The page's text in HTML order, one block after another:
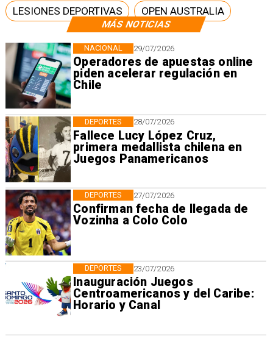
MÁS NOTICIAS
29/07/2026
Operadores de apuestas online
piden acelerar regulación en
Chile
NACIONAL
28/07/2026
Fallece Lucy López Cruz,
primera medallista chilena en
Juegos Panamericanos
DEPORTES
27/07/2026
Confirman fecha de llegada de
Vozinha a Colo Colo
DEPORTES
23/07/2026
Inauguración Juegos
Centroamericanos y del Caribe:
Horario y Canal
DEPORTES
LESIONES DEPORTIVAS OPEN AUSTRALIA